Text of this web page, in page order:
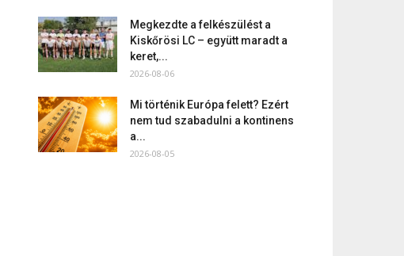
Megkezdte a felkészülést a
Kiskőrösi LC – együtt maradt a
keret,...
2026-08-06
Mi történik Európa felett? Ezért
nem tud szabadulni a kontinens
a...
2026-08-05